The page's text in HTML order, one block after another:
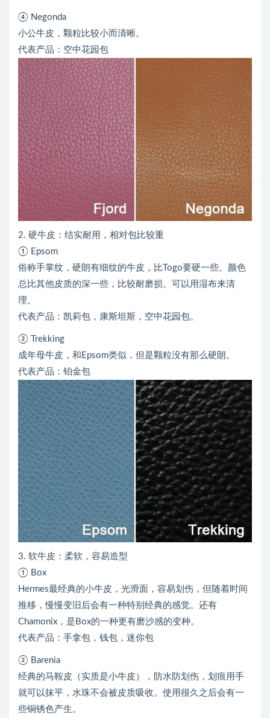
④ Negonda
小公牛皮，颗粒比较小而清晰。
代表产品：空中花园包
2. 硬牛皮：结实耐用，相对包比较重
① Epsom
俗称手掌纹，硬朗有细纹的牛皮，比Togo要硬一些。颜色
总比其他皮质的深一些，比较耐磨损。可以用湿布来清
理。
代表产品：凯莉包，康斯坦斯，空中花园包。
② Trekking
成年母牛皮，和Epsom类似，但是颗粒没有那么硬朗。
代表产品：铂金包
3. 软牛皮：柔软，容易造型
① Box
Hermes最经典的小牛皮，光滑面，容易划伤，但随着时间
推移，慢慢变旧后会有一种特别经典的感觉。还有
Chamonix，是Box的一种更有磨沙感的变种。
代表产品：手拿包，钱包，迷你包
② Barenia
经典的马鞍皮（实质是小牛皮），防水防划伤，划痕用手
就可以抹平，水珠不会被皮质吸收。使用很久之后会有一
些铜锈色产生。